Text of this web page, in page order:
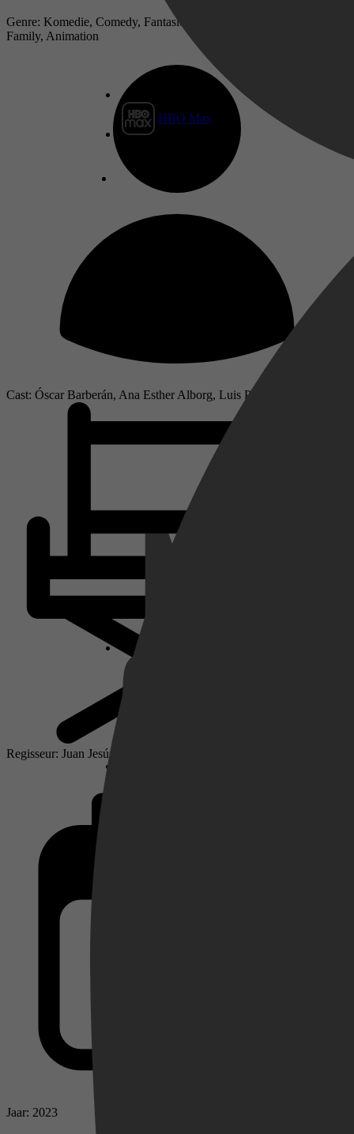
HBO Max
Genre: Komedie, Comedy, Fantasie, Familie, Animatie, Avontuur,
Family, Animation
Cast: Óscar Barberán, Ana Esther Alborg, Luis Pérez Reina
Regisseur: Juan Jesús García Galocha
Jaar: 2023